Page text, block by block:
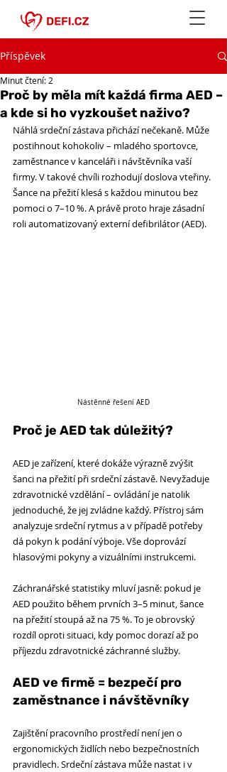
Příspěvek
Proč by měla mít každá firma AED –
a kde si ho vyzkoušet naživo?
Minut čtení: 2
Náhlá srdeční zástava přichází nečekaně. Může
postihnout kohokoliv – mladého sportovce,
zaměstnance v kanceláři i návštěvníka vaší
firmy. V takové chvíli rozhodují doslova vteřiny.
Šance na přežití klesá s každou minutou bez
pomoci o 7–10 %. A právě proto hraje zásadní
roli automatizovaný externí defibrilátor (AED).
Nástěnné řešení AED
Proč je AED tak důležitý?
AED je zařízení, které dokáže výrazně zvýšit
šanci na přežití při srdeční zástavě. Nevyžaduje
zdravotnické vzdělání – ovládání je natolik
jednoduché, že jej zvládne každý. Přístroj sám
analyzuje srdeční rytmus a v případě potřeby
dá pokyn k podání výboje. Vše doprovází
hlasovými pokyny a vizuálními instrukcemi.
Záchranářské statistiky mluví jasně: pokud je
AED použito během prvních 3–5 minut, šance
na přežití stoupá až na 75 %. To je obrovský
rozdíl oproti situaci, kdy pomoc dorazí až po
příjezdu zdravotnické záchranné služby.
AED ve firmě = bezpečí pro
zaměstnance i návštěvníky
Zajištění pracovního prostředí není jen o
ergonomických židlích nebo bezpečnostních
pravidlech. Srdeční zástava může nastat i v